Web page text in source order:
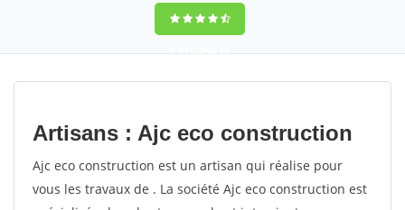
9,5(100%)75
votes
Artisans : Ajc eco construction
Ajc eco construction est un artisan qui réalise pour
vous les travaux de . La société Ajc eco construction est